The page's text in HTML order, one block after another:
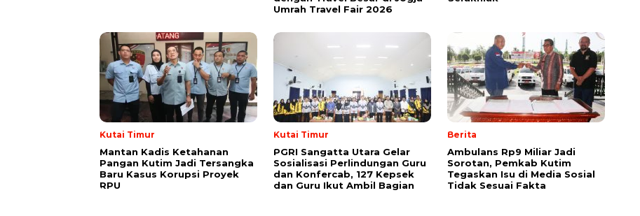
Umrah Travel Fair 2026
Kutai Timur
Mantan Kadis Ketahanan
Pangan Kutim Jadi Tersangka
Baru Kasus Korupsi Proyek
RPU
Kutai Timur
PGRI Sangatta Utara Gelar
Sosialisasi Perlindungan Guru
dan Konfercab, 127 Kepsek
dan Guru Ikut Ambil Bagian
Berita
Ambulans Rp9 Miliar Jadi
Sorotan, Pemkab Kutim
Tegaskan Isu di Media Sosial
Tidak Sesuai Fakta